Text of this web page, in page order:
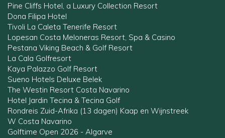
Pine Cliffs Hotel, a Luxury Collection Resort
Dona Filipa Hotel
Tivoli La Caleta Tenerife Resort
Lopesan Costa Meloneras Resort, Spa & Casino
Pestana Viking Beach & Golf Resort
La Cala Golfresort
Kaya Palazzo Golf Resort
Sueno Hotels Deluxe Belek
The Westin Resort Costa Navarino
Hotel Jardin Tecina & Tecina Golf
Rondreis Zuid-Afrika (13 dagen) Kaap en Wijnstreek
W Costa Navarino
Golftime Open 2026 - Algarve